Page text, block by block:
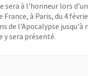
sera à l'honneur lors
à Paris, du 4
de l'Apocalypse jusqu'à
sera présenté.